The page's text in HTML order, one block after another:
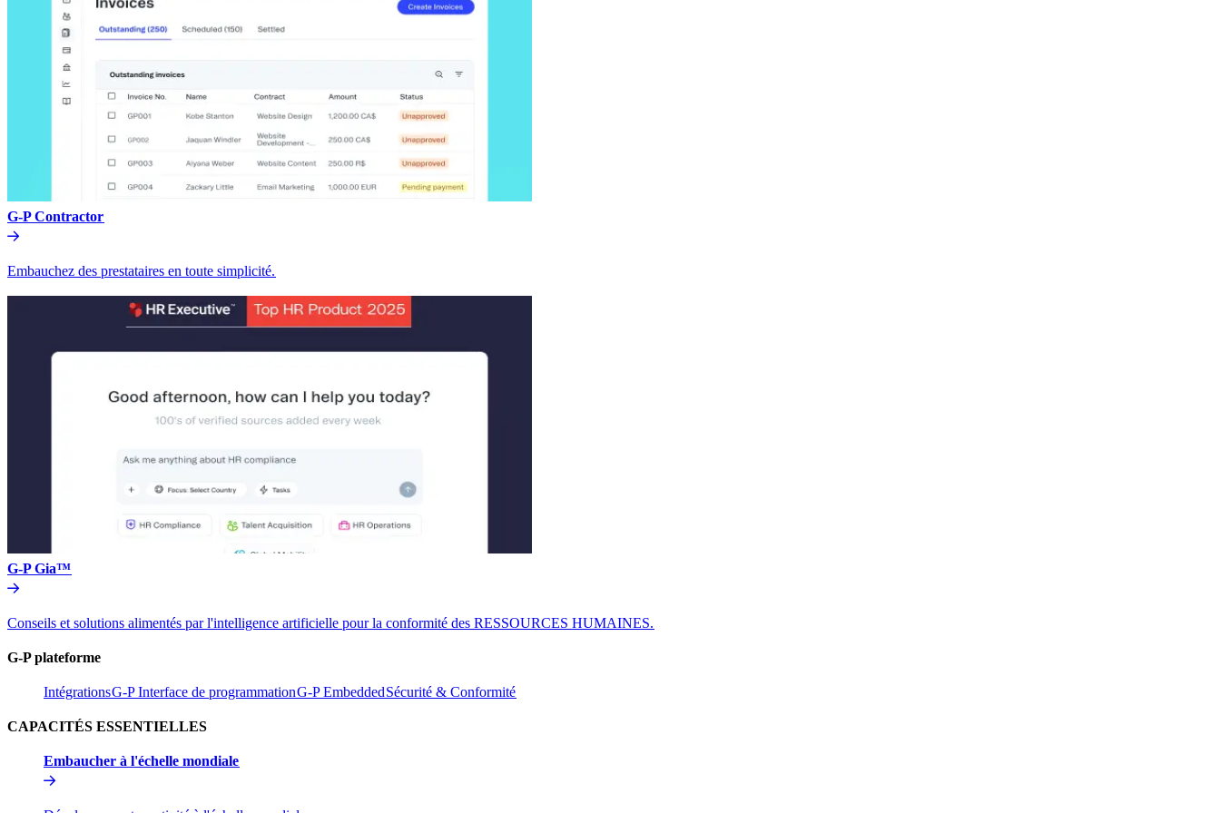
G-P Contractor​​
Embauchez des prestataires en toute simplicité.​​
G-P Gia™​​
Conseils et solutions alimentés par l'intelligence artificielle pour la conformité des RESSOURCES HUMAINES.​​
G-P plateforme​​
Intégrations​​G-P Interface de programmation​​G-P Embedded​​Sécurité & Conformité​​
CAPACITÉS ESSENTIELLES​​
Embaucher à l'échelle mondiale​​